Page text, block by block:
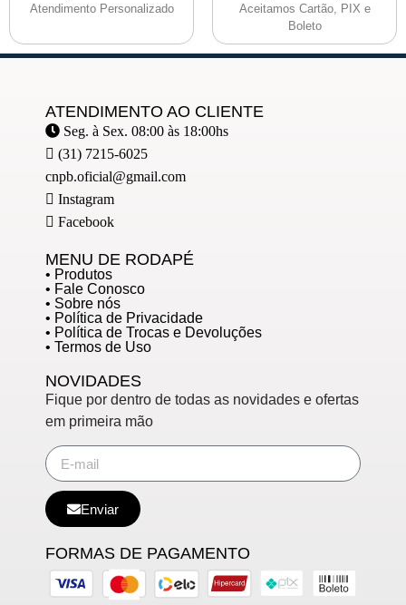
Atendimento Personalizado
Aceitamos Cartão, PIX e
Boleto
ATENDIMENTO AO CLIENTE
Seg. à Sex. 08:00 às 18:00hs
(31) 7215-6025
cnpb.oficial@gmail.com
Instagram
Facebook
MENU DE RODAPÉ
• Produtos
• Fale Conosco
• Sobre nós
• Política de Privacidade
• Política de Trocas e Devoluções
• Termos de Uso
NOVIDADES
Fique por dentro de todas as novidades e ofertas
em primeira mão
Enviar
FORMAS DE PAGAMENTO